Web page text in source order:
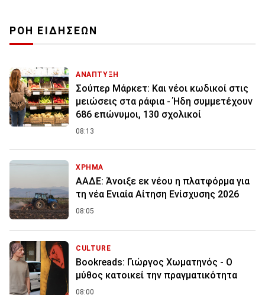
ΡΟΗ ΕΙΔΗΣΕΩΝ
ΑΝΑΠΤΥΞΗ
Σούπερ Μάρκετ: Και νέοι κωδικοί στις
μειώσεις στα ράφια - Ήδη συμμετέχουν
686 επώνυμοι, 130 σχολικοί
08:13
ΧΡΗΜΑ
ΑΑΔΕ: Άνοιξε εκ νέου η πλατφόρμα για
τη νέα Ενιαία Αίτηση Ενίσχυσης 2026
08:05
CULTURE
Bookreads: Γιώργος Χωματηνός - Ο
μύθος κατοικεί την πραγματικότητα
08:00